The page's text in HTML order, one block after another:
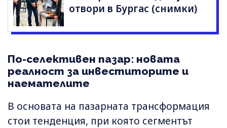
отвори в Бургас (снимки)
По-селективен пазар: новата
реалност за инвеститорите и
наемателите
В основата на пазарната трансформация
стои тенденция, при която сегментът